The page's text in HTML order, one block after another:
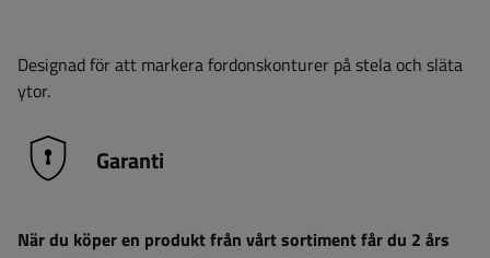
Designad för att markera fordonskonturer på stela och släta
ytor.
Garanti
När du köper en produkt från vårt sortiment får du 2 års